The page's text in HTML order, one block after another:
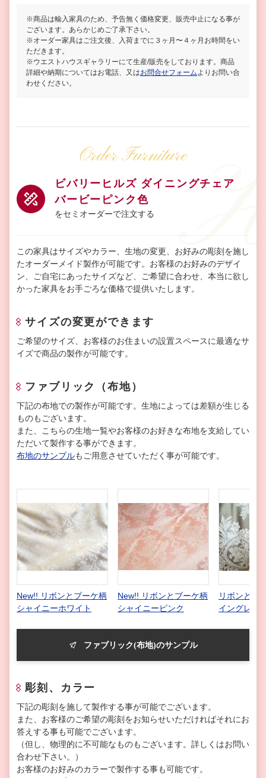
※商品は輸入家具のため、予告無く価格変更、販売中止になる事が
ございます。あらかじめご了承下さい。
※オーダー家具はご注文後、入荷までに３ヶ月〜４ヶ月お時間をい
ただきます。
※ウエストハウスギャラリーにて生産/販売をしております。商品
詳細や納期についてはお電話、又はお問合せフォーム よりお問い合
わせください。
Order Furniture
ビバリーヒルズ ダイニングチェア
バービーピンク色
をセミオーダーで注文する
この家具はサイズやカラー、生地の変更、お好みの彫刻を施し
たオーダーメイド製作が可能です。お客様のお好みのデザイ
ン、ご自宅にあったサイズなど、ご希望に合わせ、本当に欲し
かった家具をお手ごろな価格で提供いたします。
サイズの変更ができます
ご希望のサイズ、お客様のお住まいの設置スペースに最適なサ
イズで商品の製作が可能です。
ファブリック（布地）
下記の布地での製作が可能です。生地によっては差額が生じる
ものもございます。
また、こちらの生地一覧やお客様のお好きな布地を支給してい
ただいて製作する事ができます。
布地のサンプルもご用意させていただく事が可能です。
New!! リボンとブーケ柄
シャイニーホワイト
New!! リボンとブーケ柄
シャイニーピンク
リボンとブ
イングレー
ファブリック(布地)のサンプル
彫刻、カラー
下記の彫刻を施して製作する事が可能でございます。
また、お客様のご希望の彫刻をお知らせいただければそれにお
答えする事も可能でございます。
（但し、物理的に不可能なものもございます。詳しくはお問い
合わせ下さい。）
お客様のお好みのカラーで製作する事も可能です。